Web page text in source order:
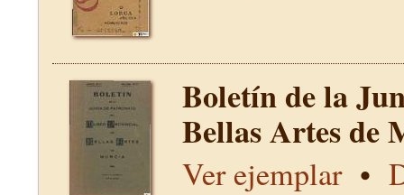
Boletín de la
Bellas Artes
Ver ejemplar•